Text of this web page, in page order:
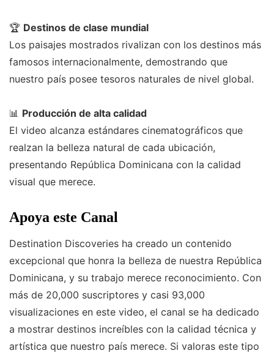
🏆 Destinos de clase mundial
Los paisajes mostrados rivalizan con los destinos más
famosos internacionalmente, demostrando que
nuestro país posee tesoros naturales de nivel global.
📊 Producción de alta calidad
El video alcanza estándares cinematográficos que
realzan la belleza natural de cada ubicación,
presentando República Dominicana con la calidad
visual que merece.
Apoya este Canal
Destination Discoveries ha creado un contenido
excepcional que honra la belleza de nuestra República
Dominicana, y su trabajo merece reconocimiento. Con
más de 20,000 suscriptores y casi 93,000
visualizaciones en este video, el canal se ha dedicado
a mostrar destinos increíbles con la calidad técnica y
artística que nuestro país merece. Si valoras este tipo